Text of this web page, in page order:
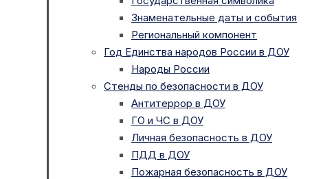
Знаменательные даты и события
Региональный компонент
Год Единства народов России в ДОУ
Народы России
Стенды по безопасности в ДОУ
Антитеррор в ДОУ
ГО и ЧС в ДОУ
Личная безопасность в ДОУ
ПДД в ДОУ
Пожарная безопасность в ДОУ